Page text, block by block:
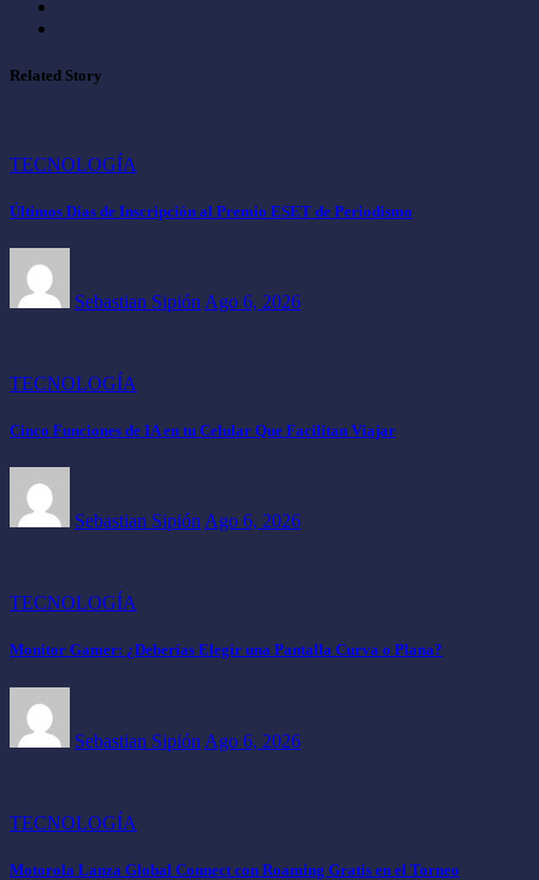
Related Story
TECNOLOGÍA
Últimos Días de Inscripción al Premio ESET de Periodismo
Sebastian Sipión Ago 6, 2026
TECNOLOGÍA
Cinco Funciones de IA en tu Celular Que Facilitan Viajar
Sebastian Sipión Ago 6, 2026
TECNOLOGÍA
Monitor Gamer: ¿Deberías Elegir una Pantalla Curva o Plana?
Sebastian Sipión Ago 6, 2026
TECNOLOGÍA
Motorola Lanza Global Connect con Roaming Gratis en el Torneo